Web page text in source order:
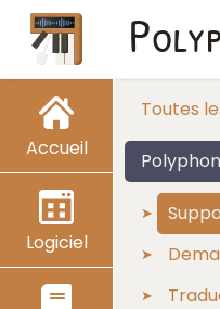
Accueil
Logiciel
Toutes